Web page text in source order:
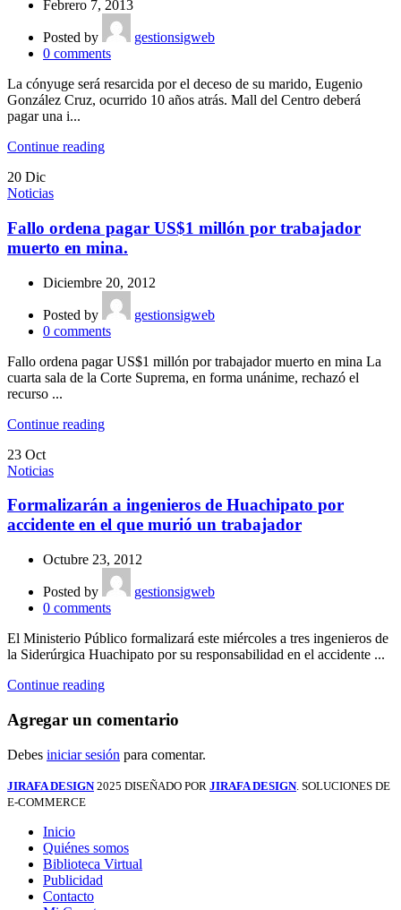
Febrero 7, 2013
Posted by
gestionsigweb
0 comments
La cónyuge será resarcida por el deceso de su marido, Eugenio
González Cruz, ocurrido 10 años atrás. Mall del Centro deberá
pagar una i...
Continue reading
20 Dic
Noticias
Fallo ordena pagar US$1 millón por trabajador
muerto en mina.
Diciembre 20, 2012
Posted by
gestionsigweb
0 comments
Fallo ordena pagar US$1 millón por trabajador muerto en mina La
cuarta sala de la Corte Suprema, en forma unánime, rechazó el
recurso ...
Continue reading
23 Oct
Noticias
Formalizarán a ingenieros de Huachipato por
accidente en el que murió un trabajador
Octubre 23, 2012
Posted by
gestionsigweb
0 comments
El Ministerio Público formalizará este miércoles a tres ingenieros de
la Siderúrgica Huachipato por su responsabilidad en el accidente ...
Continue reading
Agregar un comentario
Debes iniciar sesión para comentar.
JIRAFA DESIGN 2025 DISEÑADO POR JIRAFA DESIGN. SOLUCIONES DE
E-COMMERCE
Inicio
Quiénes somos
Biblioteca Virtual
Publicidad
Contacto